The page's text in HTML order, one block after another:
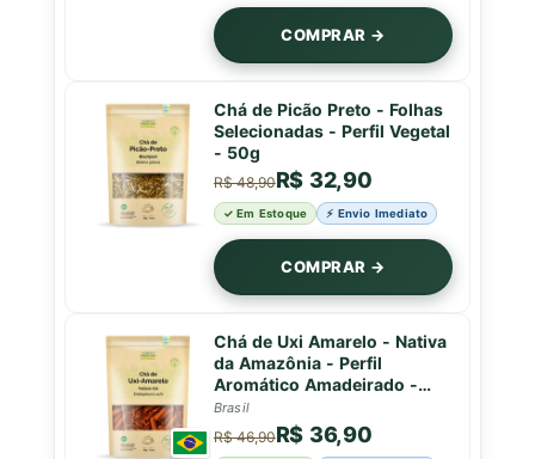
COMPRAR →
Chá de Picão Preto - Folhas
Selecionadas - Perfil Vegetal
- 50g
R$ 48,90R$ 32,90
✓ Em Estoque ⚡ Envio Imediato
COMPRAR →
Chá de Uxi Amarelo - Nativa
da Amazônia - Perfil
Aromático Amadeirado -
50g
Brasil
R$ 46,90R$ 36,90